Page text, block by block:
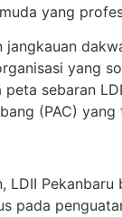
yang
jangkauan
yang
sebaran
(PAC)
LDII
pada